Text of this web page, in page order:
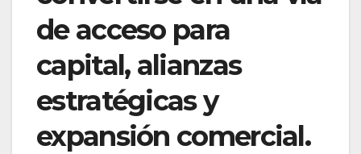
de acceso para
capital, alianzas
estratégicas y
expansión comercial.